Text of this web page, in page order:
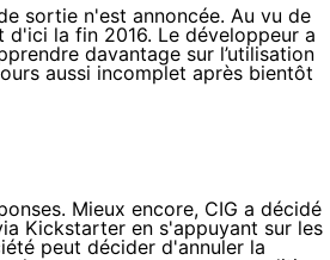
sortie n'est annoncée. Au vu de
la fin 2016. Le développeur a
davantage sur l’utilisation
aussi incomplet après bientôt
Mieux encore, CIG a décidé
Kickstarter en s'appuyant sur les
peut décider d'annuler la